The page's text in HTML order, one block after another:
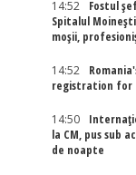
14:52
Fostul
Spitalul
moșii,
14:52
registration for
14:50
la CM, pus sub
de noapte